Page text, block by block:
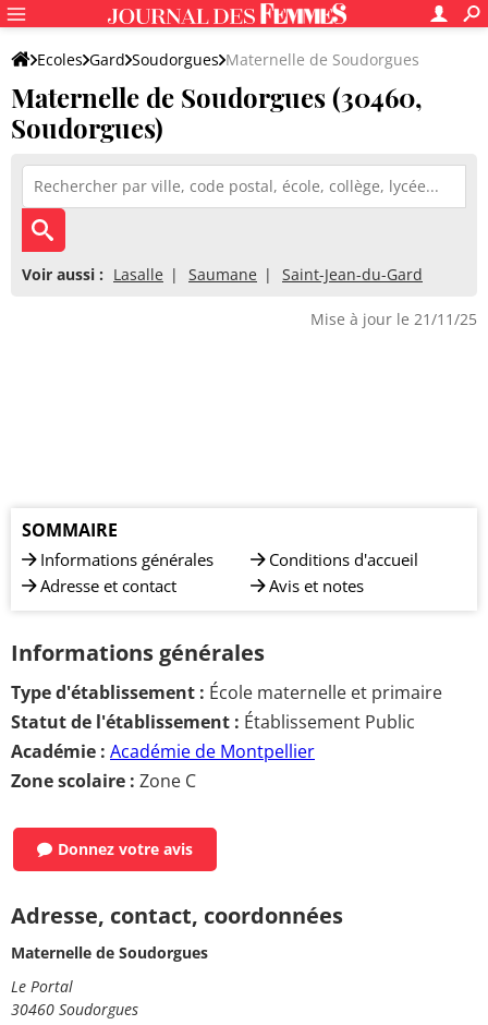
Ecoles Gard Soudorgues Maternelle de Soudorgues
Maternelle de Soudorgues (30460,
Soudorgues)
Voir aussi : Lasalle Saumane Saint-Jean-du-Gard
Mise à jour le 21/11/25
SOMMAIRE
Informations générales
Adresse et contact
Conditions d'accueil
Avis et notes
Informations générales
Type d'établissement : École maternelle et primaire
Statut de l'établissement : Établissement Public
Académie : Académie de Montpellier
Zone scolaire : Zone C
Donnez votre avis
Adresse, contact, coordonnées
Maternelle de Soudorgues
Le Portal
30460 Soudorgues